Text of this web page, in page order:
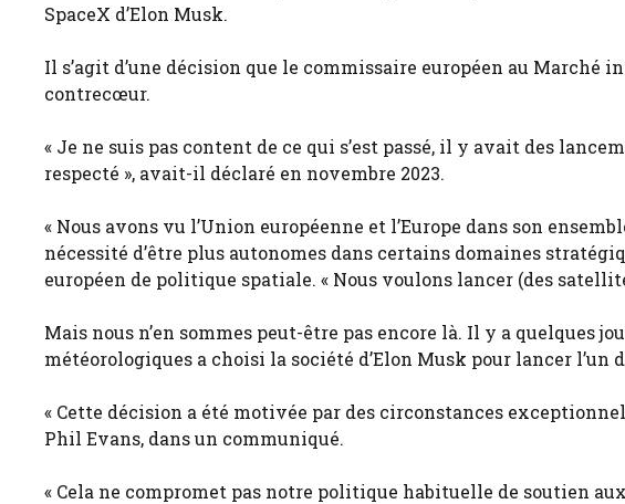
SpaceX d’Elon Musk.
Il s’agit d’une décision que le commissaire européen au
contrecœur.
« Je ne suis pas content de ce qui s’est passé, il y avait des
respecté », avait-il déclaré en novembre 2023.
« Nous avons vu l’Union européenne et l’Europe dans son
nécessité d’être plus autonomes dans certains domaines
européen de politique spatiale. « Nous voulons lancer (des
Mais nous n’en sommes peut-être pas encore là. Il y a quelques
météorologiques a choisi la société d’Elon Musk pour lancer l’un
« Cette décision a été motivée par des circonstances
Phil Evans, dans un communiqué.
« Cela ne compromet pas notre politique habituelle de soutien